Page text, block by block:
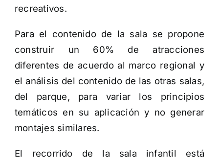
recreativos.
Para el contenido de la sala se propone
construir un 60% de atracciones
diferentes de acuerdo al marco regional y
el análisis del contenido de las otras salas,
del parque, para variar los principios
temáticos en su aplicación y no generar
montajes similares.
El recorrido de la sala infantil está